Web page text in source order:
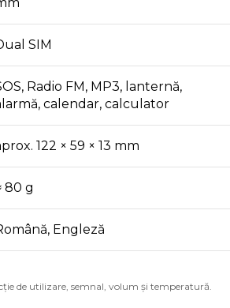
SIM
Radio FM, MP3, lanternă,
calendar, calculator
122 × 59 × 13 mm
80 g
Engleză
de utilizare, semnal, volum și temperatură.